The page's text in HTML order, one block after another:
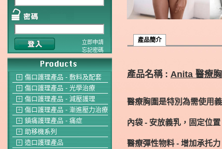
立即申請
忘記密碼
＋ 傷口護理產品 - 敷料及配套
＋ 傷口護理產品 - 光學治療
＋ 傷口護理產品 - 減壓護理
＋ 傷口護理產品 - 漸進壓力治療
＋ 鎮痛護理產品 - 痛症
＋ 助移機系列
＋ 造口護理產品
產品簡介
產品名稱 : Anita 醫療
醫療胸圍是特別為需使用
內袋 - 安放義乳，固定位置
醫療彈性物料 - 增加承托